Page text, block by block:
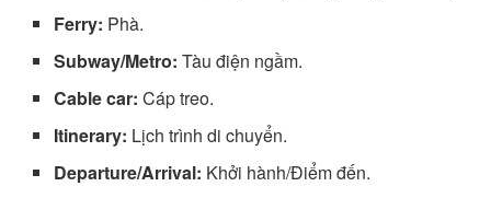
Ferry: Phà.
Subway/Metro: Tàu điện ngầm.
Cable car: Cáp treo.
Itinerary: Lịch trình di chuyển.
Departure/Arrival: Khởi hành/Điểm đến.